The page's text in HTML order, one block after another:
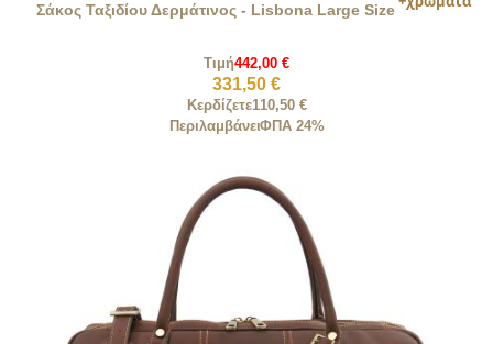
Σάκος Ταξιδίου Δερμάτινος - Lisbona Large Size
Τιμή442,00 €
331,50 €
Κερδίζετε110,50 €
ΠεριλαμβάνειΦΠΑ 24%